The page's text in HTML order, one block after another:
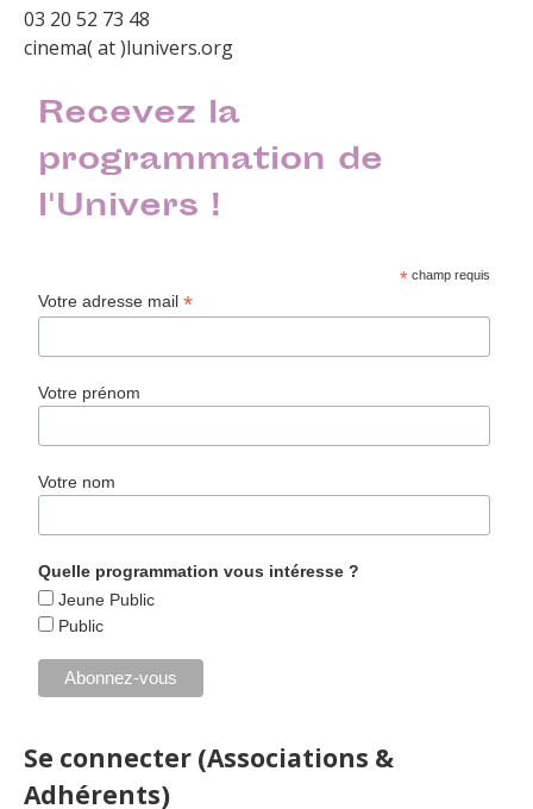
03 20 52 73 48
cinema( at )lunivers.org
Recevez la
programmation de
l'Univers !
* champ requis
Votre adresse mail*
Votre prénom
Votre nom
Quelle programmation vous intéresse ?
Jeune Public
Public
Se connecter (Associations &
Adhérents)